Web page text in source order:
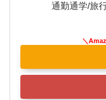
通勤通学/旅